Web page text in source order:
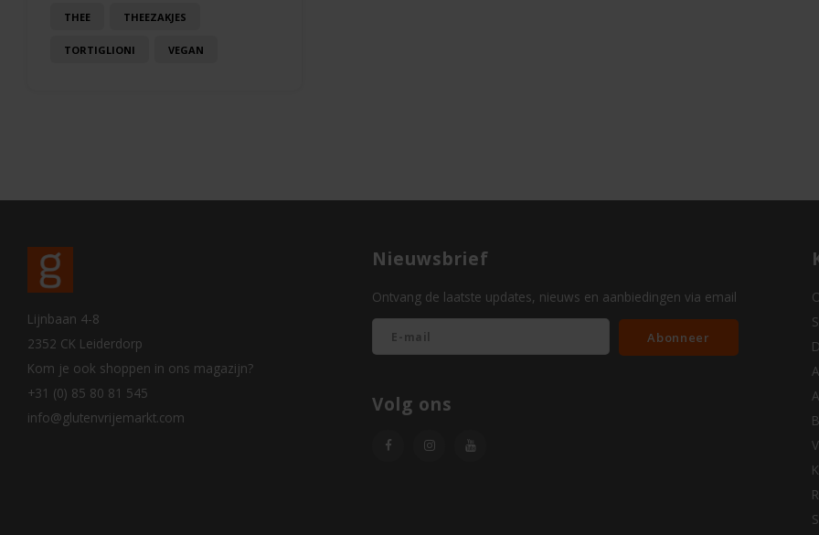
THEE THEEZAKJES
TORTIGLIONI VEGAN
Lijnbaan 4-8
2352 CK Leiderdorp
Kom je ook shoppen in ons magazijn?
+31 (0) 85 80 81 545
info@glutenvrijemarkt.com
Nieuwsbrief
Ontvang de laatste updates, nieuws en aanbiedingen via email
Abonneer
Volg ons